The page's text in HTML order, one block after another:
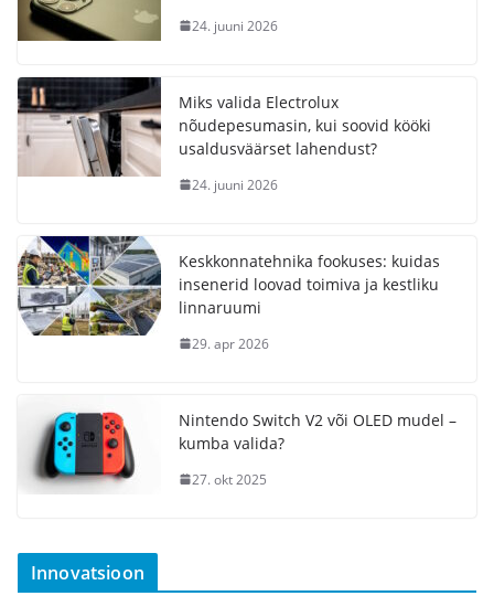
24. juuni 2026
Miks valida Electrolux
nõudepesumasin, kui soovid kööki
usaldusväärset lahendust?
24. juuni 2026
Keskkonnatehnika fookuses: kuidas
insenerid loovad toimiva ja kestliku
linnaruumi
29. apr 2026
Nintendo Switch V2 või OLED mudel –
kumba valida?
27. okt 2025
Innovatsioon